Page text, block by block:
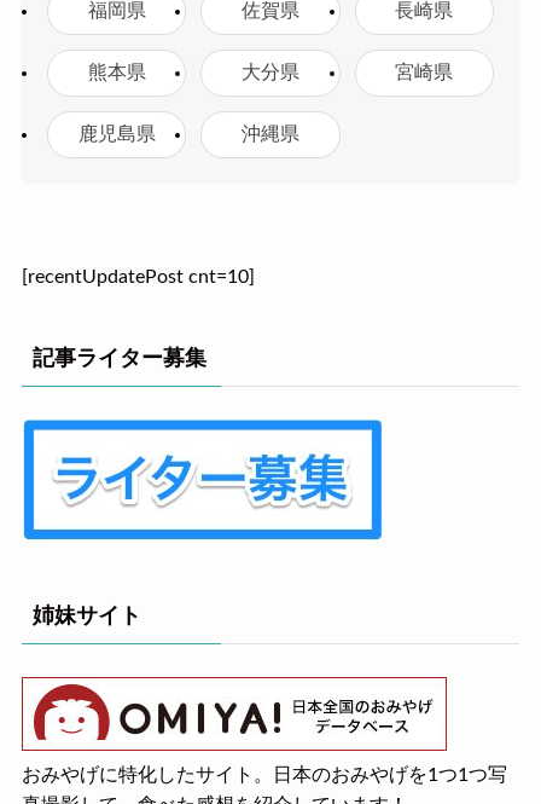
福岡県 佐賀県 長崎県
熊本県 大分県 宮崎県
鹿児島県 沖縄県
[recentUpdatePost cnt=10]
記事ライター募集
姉妹サイト
おみやげに特化したサイト。日本のおみやげを1つ1つ写